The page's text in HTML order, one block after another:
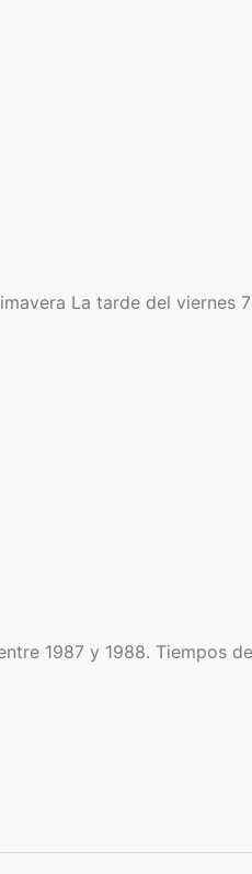
La tarde del viernes
1987 y 1988. Tiempos